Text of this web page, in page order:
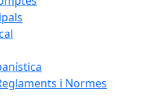
i Normes